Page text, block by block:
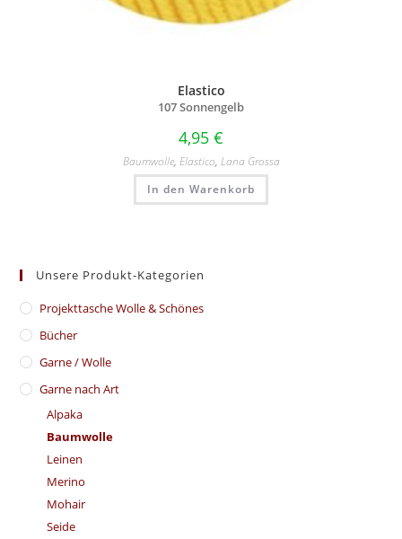
Elastico
107 Sonnengelb
4,95 €
Baumwolle, Elastico, Lana Grossa
In den Warenkorb
Unsere Produkt-Kategorien
​Projekttasche Wolle & Schönes
Bücher
Garne / Wolle
Garne nach Art
Alpaka
Baumwolle
Leinen
Merino
Mohair
Seide